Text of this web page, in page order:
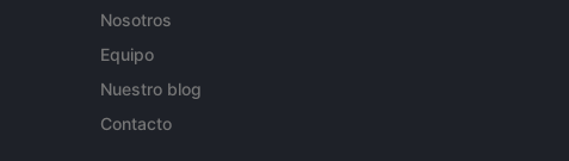
Nosotros
Equipo
Nuestro blog
Contacto